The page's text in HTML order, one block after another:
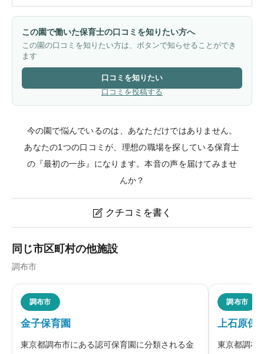
この園で働いた保育士の口コミを知りたい方へ
この園の口コミを知りたい方は、ボタンで知らせることができ
ます
口コミを知りたい
口コミを投稿する
今の園で悩んでいるのは、あなただけではありません。
あなたの1つの口コミが、理想の職場を探している保育士
の『最初の一歩』になります。本音の声を届けてみませ
んか？
 クチコミを書く
ニックネーム
※本名や誤解される名前の使用はご遠慮ください。
同じ市区町村の他施設
調布市
調布市
金子保育園
東京都調布市にある認可保育園に分類される金
調布市
上石原保
東京都調布